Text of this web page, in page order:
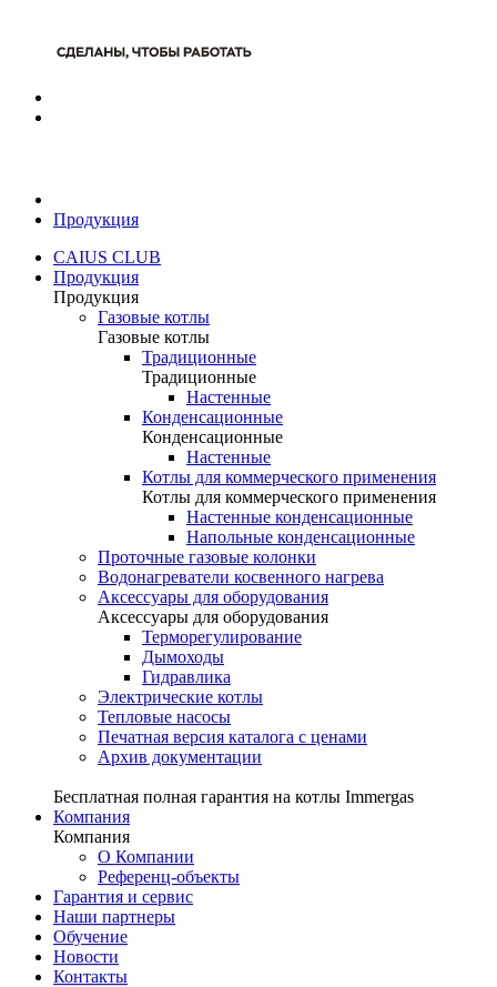
Продукция
CAIUS CLUB
Продукция
Продукция
Газовые котлы
Газовые котлы
Традиционные
Традиционные
Настенные
Конденсационные
Конденсационные
Настенные
Котлы для коммерческого применения
Котлы для коммерческого применения
Настенные конденсационные
Напольные конденсационные
Проточные газовые колонки
Водонагреватели косвенного нагрева
Аксессуары для оборудования
Аксессуары для оборудования
Терморегулирование
Дымоходы
Гидравлика
Электрические котлы
Тепловые насосы
Печатная версия каталога с ценами
Архив документации
Бесплатная полная гарантия на котлы Immergas
Компания
Компания
О Компании
Референц-объекты
Гарантия и сервис
Наши партнеры
Обучение
Новости
Контакты